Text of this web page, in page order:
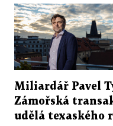
Miliardář Pavel
Zámořská
udělá texaského